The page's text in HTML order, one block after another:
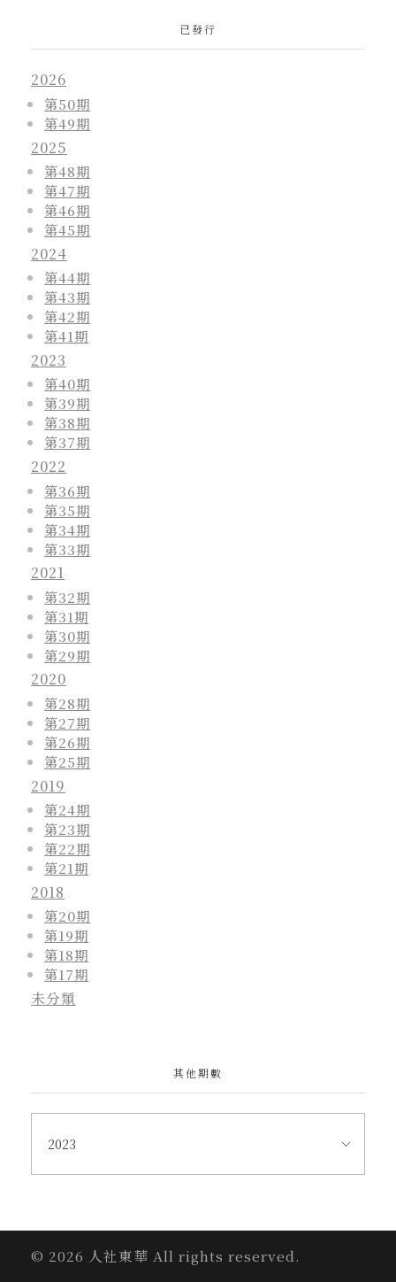
已發行
2026
第50期
第49期
2025
第48期
第47期
第46期
第45期
2024
第44期
第43期
第42期
第41期
2023
第40期
第39期
第38期
第37期
2022
第36期
第35期
第34期
第33期
2021
第32期
第31期
第30期
第29期
2020
第28期
第27期
第26期
第25期
2019
第24期
第23期
第22期
第21期
2018
第20期
第19期
第18期
第17期
未分類
其他期數
© 2026 人社東華 All rights reserved.